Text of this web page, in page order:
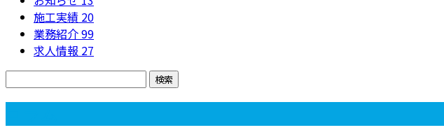
施工実績 20
業務紹介99
求人情報 27